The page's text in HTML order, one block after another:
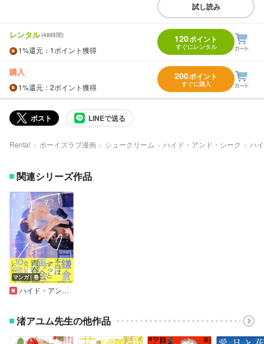
試し読み
レンタル(48時間)
1%還元 ：1ポイント獲得
120ポイント
すぐにレンタル
購入
1%還元 ：2ポイント獲得
200ポイント
すぐに購入
ポスト LINEで送る
Renta! ボーイズラブ漫画 シュークリーム ハイド・アンド・シーク ハ
関連シリーズ作品
マンガ｜巻
ハイド・アンド・シーク【単行本版】
渚アユム先生の他作品